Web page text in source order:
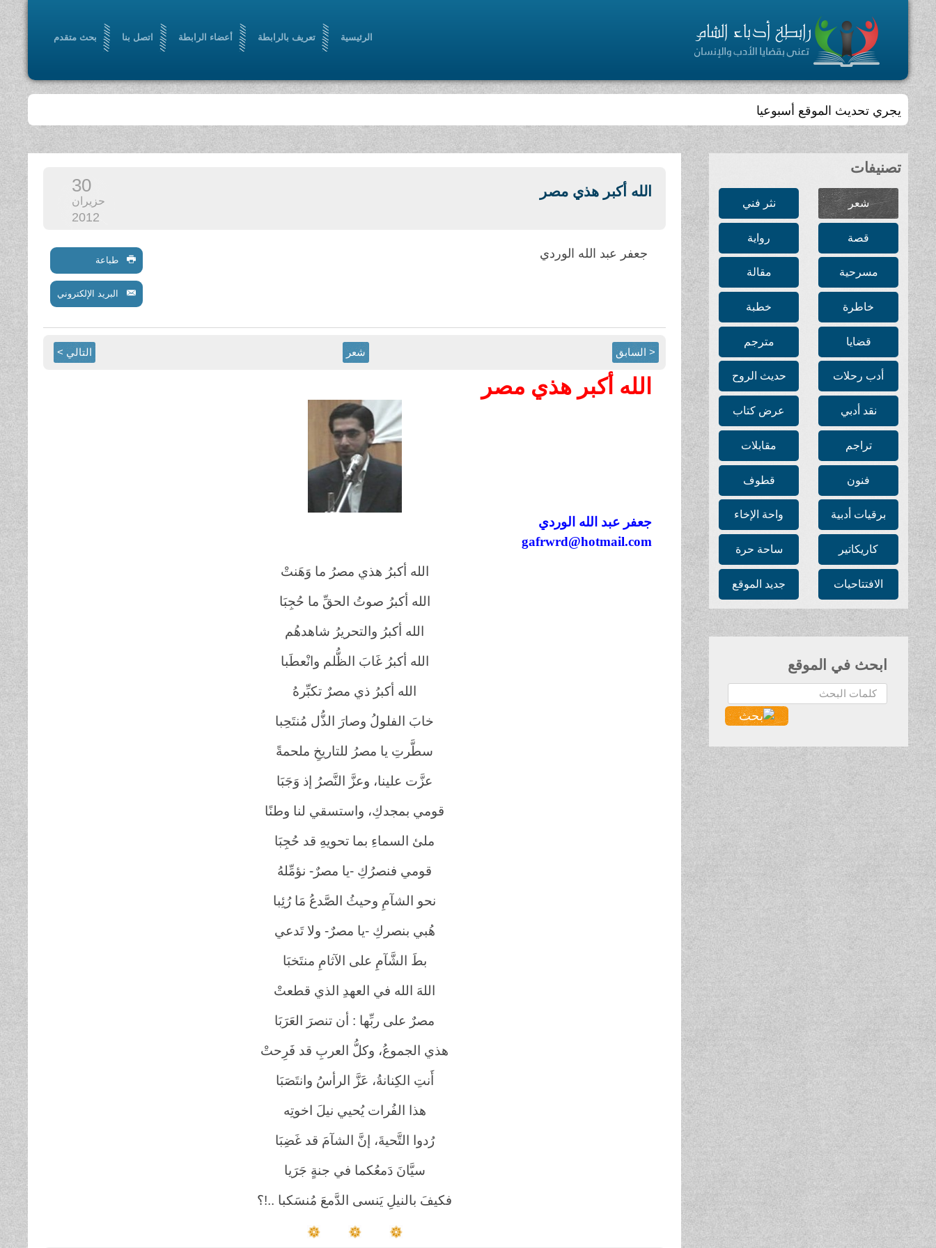
الرئيسية تعريف بالرابطة أعضاء الرابطة اتصل بنا بحث متقدم
يجري تحديث الموقع أسبوعيا
تصنيفات
شعر نثر فني
قصة رواية
مسرحية مقالة
خاطرة خطبة
قضايا مترجم
أدب رحلات حديث الروح
نقد أدبي عرض كتاب
تراجم مقابلات
فنون قطوف
برقيات أدبية واحة الإخاء
كاريكاتير ساحة حرة
الافتتاحيات جديد الموقع
ابحث في الموقع
البحث...
الله أكبر هذي مصر 30
حزيران
2012
جعفر عبد الله الوردي طباعة
البريد الإلكتروني
< السابق شعر التالي >
الله أكبر هذي مصر
جعفر عبد الله الوردي
gafrwrd@hotmail.com
الله أكبرُ هذي مصرُ ما وَهَنتْ
الله أكبرُ صوتُ الحقِّ ما حُجِبَا
الله أكبرُ والتحريرُ شاهدهُم
الله أكبرُ غَابَ الظُّلم وانْعطَبا
الله أكبرُ ذي مصرٌ تكبِّرهُ
خابَ الفلولُ وصارَ الذُّل مُنتَحِبا
سطَّرتِ يا مصرُ للتاريخِ ملحمةً
عزَّت علينا، وعزَّ النَّصرُ إذ وَجَبَا
قومي بمجدكِ، واستسقي لنا وطنًا
ملئ السماءِ بما تحويهِ قد حُجِبَا
قومي فنصرُكِ -يا مصرٌ- نؤمِّلهُ
نحو الشآمِ وحيثُ الصَّدعُ مَا رُئِبا
هُبي بنصركِ -يا مصرٌ- ولا تَدعي
بطَ الشَّآمِ على الآثامِ منتَخبَا
اللهَ الله في العهدِ الذي قطعتْ
مصرٌ على ربِّها : أن تنصرَ العَرَبَا
هذي الجموعُ، وكلُّ العربِ قد فَرِحتْ
أَنتِ الكِنانةُ، عَزَّ الرأسُ وانتَصَبَا
هذا الفُرات يُحيي نيلَ اخوتِه
رُدوا التَّحيةَ، إنَّ الشآمَ قد غَضِبَا
سيَّانَ دَمعُكما في جنةٍ جَرَيا
فكيفَ بالنيلِ يَنسى الدَّمعَ مُنسَكبا ..!؟